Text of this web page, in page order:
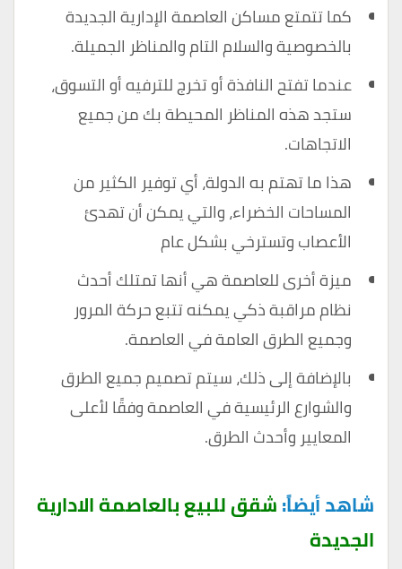
كما تتمتع مساكن العاصمة الإدارية الجديدة
بالخصوصية والسلام التام والمناظر الجميلة.
عندما تفتح النافذة أو تخرج للترفيه أو التسوق،
ستجد هذه المناظر المحيطة بك من جميع
الاتجاهات.
هذا ما تهتم به الدولة، أي توفير الكثير من
المساحات الخضراء، والتي يمكن أن تهدئ
الأعصاب وتسترخي بشكل عام
ميزة أخرى للعاصمة هي أنها تمتلك أحدث
نظام مراقبة ذكي يمكنه تتبع حركة المرور
وجميع الطرق العامة في العاصمة.
بالإضافة إلى ذلك، سيتم تصميم جميع الطرق
والشوارع الرئيسية في العاصمة وفقًا لأعلى
المعايير وأحدث الطرق.
شاهد أيضاً:شقق للبيع بالعاصمة الادارية
الجديدة